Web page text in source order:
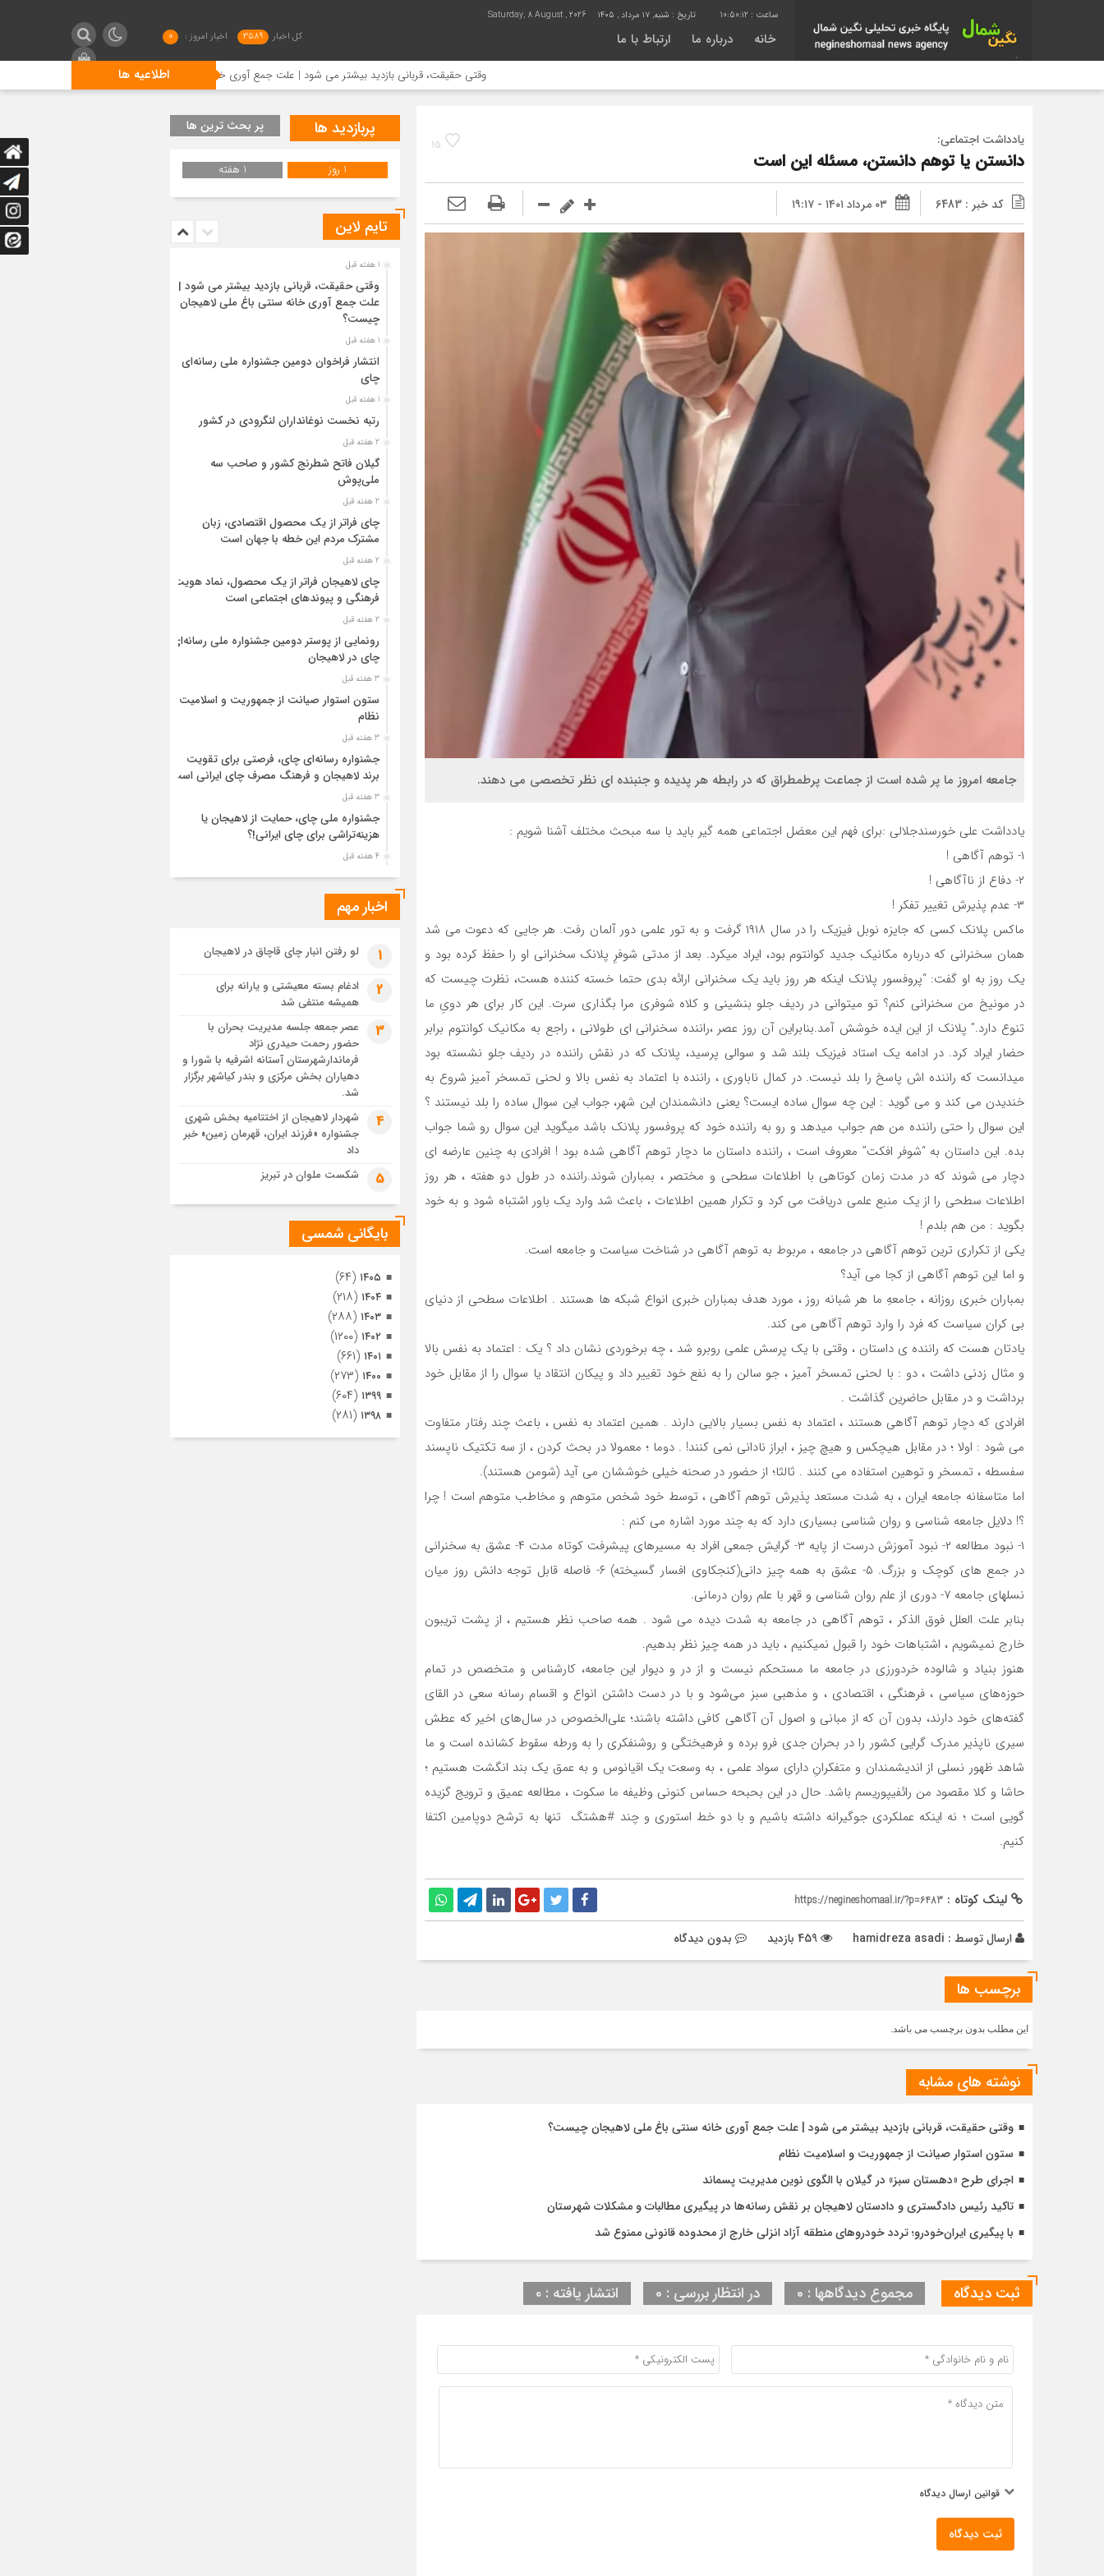
10:50:12 تاریخ : شنبه, ۱۷ مرداد , ۱۴۰۵ Saturday, 8 August , 2026
خانه درباره ما ارتباط با ما کل اخبار 3589 اخبار امروز : 0
اطلاعیه ها
وقتی حقیقت، قربانی بازدید بیشتر می شود | علت جمع آوری خانه سنتی باغ ملی لاهیجان چیست؟
15 یادداشت اجتماعی:
دانستن یا توهم دانستن، مسئله این است
کد خبر : 6483 ۰۳ مرداد ۱۴۰۱ - ۱۹:۱۷
جامعه امروز ما پر شده است از جماعت پرطمطراق که در رابطه هر پدیده و جنبنده ای نظر تخصصی می دهند.
یادداشت علی خورسندجلالی :برای فهم این معضل اجتماعی همه گیر باید با سه مبحث مختلف آشنا شویم :
۱- توهم آگاهی !
۲- دفاع از ناآگاهی !
۳- عدم پذیرش تغییر تفکر !
ماکس پلانک کسی که جایزه نوبل فیزیک را در سال ۱۹۱۸ گرفت و به تور علمی دور آلمان رفت. هر جایی که دعوت می­ شد
همان سخنرانی که درباره مکانیک جدید کوانتوم بود، ایراد می­کرد. بعد از مدتی شوفرِ پلانک سخنرانی او را حفظ کرده بود و
یک روز به او گفت: “پروفسور پلانک اینکه هر روز باید یک سخنرانی ارائه بدی حتما خسته کننده هست، نظرت چیست که
در مونیخ من سخنرانی کنم؟ تو می­توانی در ردیف جلو بنشینی و کلاه شوفری مرا بگذاری سرت. این کار برای هر دویِ ما
تنوع دارد.” پلانک از این ایده خوشش آمد.بنابراین آن روز عصر ،راننده سخنرانی ای طولانی ، راجع به مکانیک کوانتوم برابر
حضار ایراد کرد. در ادامه یک استاد فیزیک بلند شد و سوالی پرسید، پلانک که در نقش راننده در ردیف جلو نشسته بود
میدانست که راننده اش پاسخ را بلد نیست. در کمال ناباوری ، راننده با اعتماد به نفس بالا و لحنی تمسخر آمیز شروع به
خندیدن می کند و می گوید : این چه سوال ساده ایست؟ یعنی دانشمندان این شهر، جواب این سوال ساده را بلد نیستند ؟
این سوال را حتی راننده من هم جواب میدهد و رو به راننده خود که پروفسور پلانک باشد میگوید این سوال رو شما جواب
بده. این داستان به “شوفر افکت” معروف است ، راننده داستان ما دچار توهم آگاهی شده بود ! افرادی به چنین عارضه ای
دچار می شوند که در مدت زمان کوتاهی با اطلاعات سطحی و مختصر ، بمباران شوند.راننده در طول دو هفته ، هر روز
اطلاعات سطحی را از یک منبع علمی دریافت می کرد و تکرار همین اطلاعات ، باعث شد وارد یک باور اشتباه شود و به خود
بگوید : من هم بلدم !
یکی از تکراری ترین توهم آگاهی در جامعه ، مربوط به توهم آگاهی در شناخت سیاست و جامعه است.
و اما این توهم آگاهی از کجا می آید؟
بمباران خبری روزانه ، جامعهِ ما هر شبانه روز ، مورد هدف بمباران خبری انواع شبکه ها هستند . اطلاعات سطحی از دنیای
بی کران سیاست که فرد را وارد توهم آگاهی می کند.
یادتان هست که راننده ی داستان ، وقتی با یک پرسش علمی روبرو شد ، چه برخوردی نشان داد ؟ یک : اعتماد به نفس بالا
و مثال زدنی داشت ، دو : با لحنی تمسخر آمیز ، جو سالن را به نفع خود تغییر داد و پیکان انتقاد یا سوال را از مقابل خود
برداشت و در مقابل حاضرین گذاشت .
افرادی که دچار توهم آگاهی هستند ، اعتماد به نفس بسیار بالایی دارند . همین اعتماد به نفس ، باعث چند رفتار متفاوت
می شود : اولا ؛ در مقابل هیچکس و هیچ چیز ، ابراز نادانی نمی کنند! . دوما ؛ معمولا در بحث کردن ، از سه تکتیک ناپسند
سفسطه ، تمسخر و توهین استفاده می کنند . ثالثا؛ از حضور در صحنه خیلی خوششان می آید (شومن هستند).
اما متاسفانه جامعه ایران ، به شدت مستعد پذیرش توهم آگاهی ، توسط خود شخص متوهم و مخاطب متوهم است ! چرا
؟! دلایل جامعه شناسی و روان شناسی بسیاری دارد که به چند مورد اشاره می کنم :
۱- نبود مطالعه ۲- نبود آموزش درست از پایه ۳- گرایش جمعی افراد به مسیرهای پیشرفت کوتاه مدت ۴- عشق به سخنرانی
در جمع های کوچک و بزرگ. ۵- عشق به همه چیز دانی(کنجکاوی افسار گسیخته) ۶- فاصله قابل توجه دانش روز میان
نسلهای جامعه ۷- دوری از علم روان شناسی و قهر با علم روان درمانی.
بنابر علت العلل فوق الذکر ، توهم آگاهی در جامعه به شدت دیده می شود . همه صاحب نظر هستیم ، از پشت تریبون
خارج نمیشویم ، اشتباهات خود را قبول نمیکنیم ، باید در همه چیز نظر بدهیم.
هنوز بنیاد و شالوده خردورزی در جامعه ما مستحکم نیست و از در و دیوار این جامعه، کارشناس و متخصص در تمام
حوزه‌های سیاسی ، فرهنگی ، اقتصادی ، و مذهبی سبز می‌شود و با در دست داشتن انواع و اقسام رسانه سعی در القای
گفته‌های خود دارند، بدون آن که از مبانی و اصول آن آگاهی کافی داشته باشند؛ علی‌الخصوص در سال‌های اخیر که عطش
سیری ناپذیر مدرک گرایی کشور را در بحران جدی فرو برده و فرهیختگی و روشنفکری را به ورطه سقوط کشانده است و ما
شاهد ظهور نسلی از اندیشمندان و متفکرانِ دارای سواد علمی ، به وسعت یک اقیانوس و به عمق یک بند انگشت هستیم ؛
حاشا و کلا مقصود من رائفیپوریسم باشد. حال در این بحبحه حساس کنونی وظیفه ما سکوت ، مطالعه عمیق و ترویج گزیده
گویی است ؛ نه اینکه عملکردی جوگیرانه داشته باشیم و با دو خط استوری و چند #هشتگ تنها به ترشح دوپامین اکتفا
کنیم.
لینک کوتاه : https://negineshomaal.ir/?p=6483
ارسال توسط : hamidreza asadi بدون دیدگاه
برچسب ها
این مطلب بدون برچسب می باشد.
نوشته های مشابه
وقتی حقیقت، قربانی بازدید بیشتر می شود | علت جمع آوری خانه سنتی باغ ملی لاهیجان چیست؟
ستون استوار صیانت از جمهوریت و اسلامیت نظام
اجرای طرح «دهستان سبز» در گیلان با الگوی نوین مدیریت پسماند
تاکید رئیس دادگستری و دادستان لاهیجان بر نقش رسانه‌ها در پیگیری مطالبات و مشکلات شهرستان
با پیگیری ایران‌خودرو؛ تردد خودروهای منطقه آزاد انزلی خارج از محدوده قانونی ممنوع شد
ثبت دیدگاه مجموع دیدگاهها : 0 در انتظار بررسی : 0 انتشار یافته : ۰
قوانین ارسال دیدگاه
ثبت دیدگاه
پربازدید ها پر بحث ترین ها
1 روز 1 هفته
تایم لاین
1 هفته قبل
وقتی حقیقت، قربانی بازدید بیشتر می شود |
علت جمع آوری خانه سنتی باغ ملی لاهیجان
چیست؟
1 هفته قبل
انتشار فراخوان دومین جشنواره ملی رسانه‌ای
چای
1 هفته قبل
رتبه نخست نوغانداران لنگرودی در کشور
2 هفته قبل
گیلان فاتح شطرنج کشور و صاحب سه
ملی‌پوش
2 هفته قبل
چای فراتر از یک محصول اقتصادی، زبان
مشترک مردم این خطه با جهان است
2 هفته قبل
چای لاهیجان فراتر از یک محصول، نماد هویت
فرهنگی و پیوندهای اجتماعی است
2 هفته قبل
رونمایی از پوستر دومین جشنواره ملی رسانه‌ای
چای در لاهیجان
3 هفته قبل
ستون استوار صیانت از جمهوریت و اسلامیت
نظام
3 هفته قبل
جشنواره رسانه‌ای چای، فرصتی برای تقویت
برند لاهیجان و فرهنگ مصرف چای ایرانی است
3 هفته قبل
جشنواره ملی چای، حمایت از لاهیجان یا
هزینه‌تراشی برای چای ایرانی!؟
4 هفته قبل
پیکر مطهر رهبر شهید انقلاب در حرم مطهر
رضوی آرام گرفت
آخر در آستان امام رئوف
تصاویر هوایی مراسم تشییع پیکر مطهر آقای
شهید ایران – مشهد
4 هفته قبل
مراسم تشییع پیکر مطهر آقای شهید ایران –
مشهد
تصاویری از تراکم جمعیت حاضر در میدان
ثورهالعشرین نجف اشرف
اخبار مهم
1 لو رفتن انبار چای قاچاق در لاهیجان
2
ادغام بسته معیشتی و یارانه برای
همیشه منتفی شد
3
عصر جمعه جلسه مدیریت بحران با
حضور رحمت حیدری نژاد
فرماندارشهرستان آستانه اشرفیه با شورا و
دهیاران بخش مرکزی و بندر کیاشهر برگزار
شد.
4
شهردار لاهیجان از اختتامیه بخش شهری
جشنواره «فرزند ایران، قهرمان زمین» خبر
داد
5 شکست ملوان در تبریز
بایگانی شمسی
۱۴۰۵ (۶۴)
۱۴۰۴ (۲۱۸)
۱۴۰۳ (۲۸۸)
۱۴۰۲ (۱۲۰۰)
۱۴۰۱ (۶۶۱)
۱۴۰۰ (۲۷۳)
۱۳۹۹ (۶۰۴)
۱۳۹۸ (۲۸۱)